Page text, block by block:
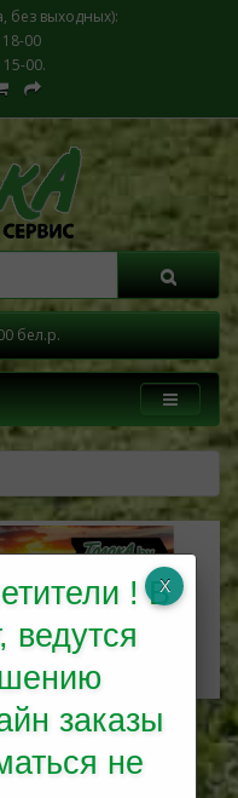
! В
заказы
без выходных):
00
15-00.
бел.р.